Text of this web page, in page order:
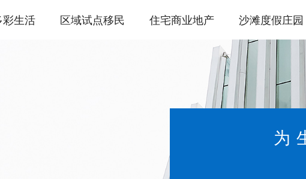
彩生活 区域试点移民 住宅商业地产 沙滩度假庄园
为